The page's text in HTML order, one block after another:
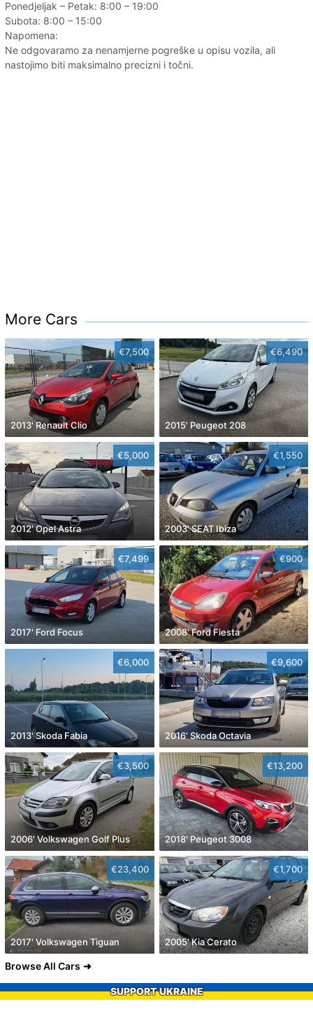
Ponedjeljak – Petak: 8:00 – 19:00
Subota: 8:00 – 15:00
Napomena:
Ne odgovaramo za nenamjerne pogreške u opisu vozila, ali
nastojimo biti maksimalno precizni i točni.
More Cars
€7,500
2013' Renault Clio
€6,490
2015' Peugeot 208
€5,000
2012' Opel Astra
€1,550
2003' SEAT Ibiza
€7,499
2017' Ford Focus
€900
2008' Ford Fiesta
€6,000
2013' Skoda Fabia
€9,600
2016' Skoda Octavia
€3,500
2006' Volkswagen Golf Plus
€13,200
2018' Peugeot 3008
€23,400
2017' Volkswagen Tiguan
€1,700
2005' Kia Cerato
Browse All Cars
SUPPORT UKRAINE